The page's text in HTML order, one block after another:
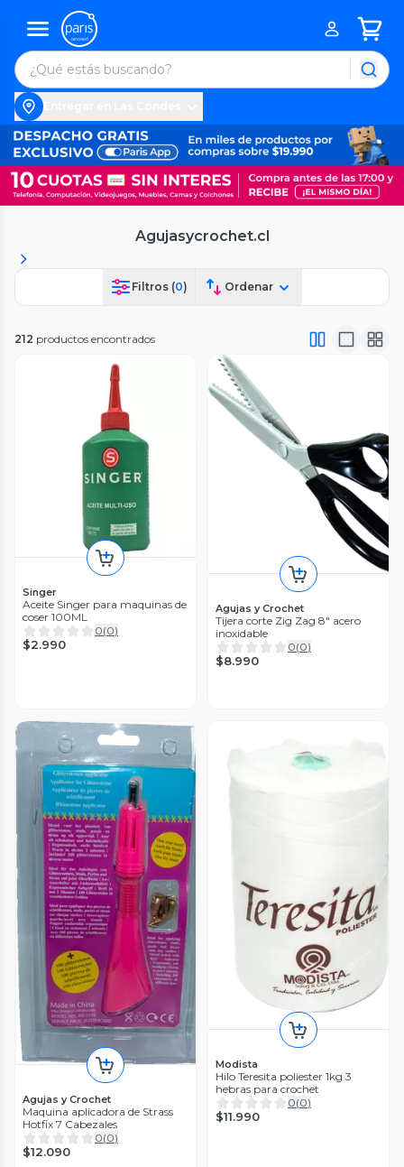
Agujasycrochet.cl
Filtros (0) Ordenar
212 productos encontrados
Singer
Aceite Singer para maquinas de
coser 100ML
0(0)
$2.990
Agujas y Crochet
Tijera corte Zig Zag 8" acero
inoxidable
0(0)
$8.990
Agujas y Crochet
Maquina aplicadora de Strass
Hotfix 7 Cabezales
0(0)
$12.090
Modista
Hilo Teresita poliester 1kg 3
hebras para crochet
0(0)
$11.990